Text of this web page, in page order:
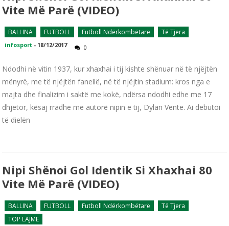
Vite Më Parë (VIDEO)
BALLINA FUTBOLL Futboll Ndërkombëtarë Të Tjera
infosport - 18/12/2017 0
Ndodhi në vitin 1937, kur xhaxhai i tij kishte shënuar në të njëjtën
mënyrë, me të njëjtën fanellë, në të njëjtin stadium: kros nga e
majta dhe finalizim i saktë me kokë, ndërsa ndodhi edhe me 17
dhjetor, kësaj rradhe me autorë nipin e tij, Dylan Vente. Ai debutoi
të dielën
Nipi Shënoi Gol Identik Si Xhaxhai 80
Vite Më Parë (VIDEO)
BALLINA FUTBOLL Futboll Ndërkombëtarë
Të Tjera
TOP LAJME